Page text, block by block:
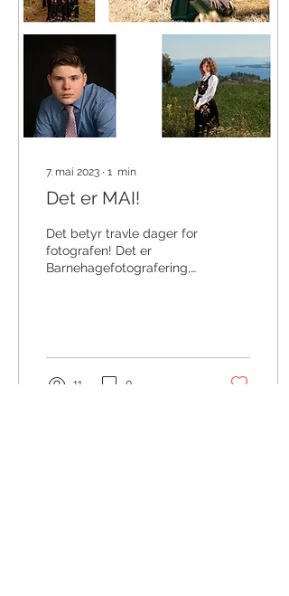
7. mai 2023 ∙ 1 min
Det er MAI!
Det betyr travle dager for
fotografen! Det er
Barnehagefotografering,
11 0